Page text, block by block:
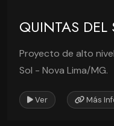
QUINTAS DEL
Proyecto de alto
Sol - Nova Lima/MG.
Ver Más